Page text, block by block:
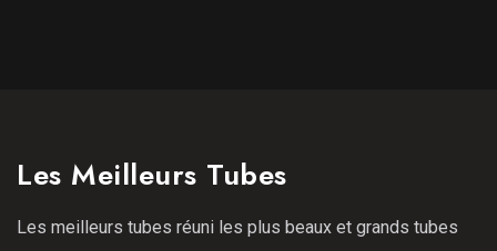
Les Meilleurs Tubes
Les meilleurs tubes réuni les plus beaux et grands tubes